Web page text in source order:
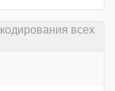
всех